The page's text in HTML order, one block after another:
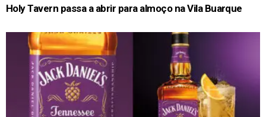
Holy Tavern passa a abrir para almoço na Vila Buarque